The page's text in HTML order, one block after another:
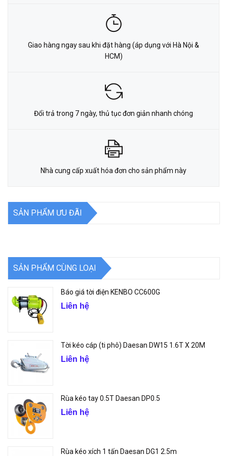
Giao hàng ngay sau khi đặt hàng (áp dụng với Hà Nội &
HCM)
Đổi trả trong 7 ngày, thủ tục đơn giản nhanh chóng
Nhà cung cấp xuất hóa đơn cho sản phẩm này
SẢN PHẨM ƯU ĐÃI
SẢN PHẨM CÙNG LOẠI
Báo giá tời điện KENBO CC600G
Liên hệ
Tời kéo cáp (ti phô) Daesan DW15 1.6T X 20M
Liên hệ
Rùa kéo tay 0.5T Daesan DP0.5
Liên hệ
Rùa kéo xích 1 tấn Daesan DG1 2.5m